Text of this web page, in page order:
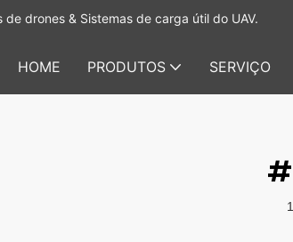
drones & Sistemas de carga útil do UAV.
HOME PRODUTOS SERVIÇO